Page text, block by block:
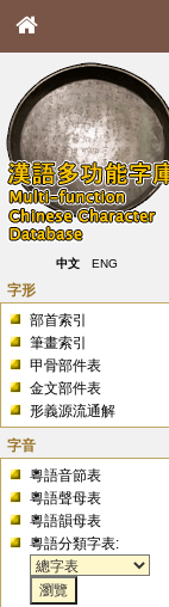
中文 ENG
字形
部首索引
筆畫索引
甲骨部件表
金文部件表
形義源流通解
字音
粵語音節表
粵語聲母表
粵語韻母表
粵語分類字表: